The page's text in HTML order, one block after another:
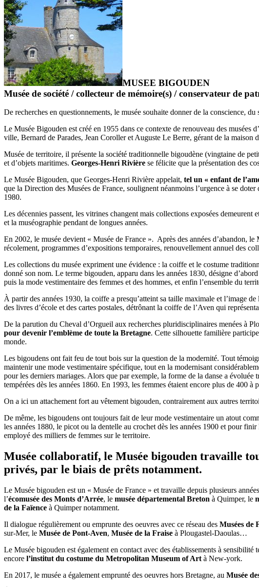
MUSEE BIGOUDEN
Musée de société / collecteur de mémoire(s) / conservateur de
De recherches en questionnements, le musée souhaite donner de la conscience,
Le Musée Bigouden est créé en 1955 dans ce contexte de renouveau des musées
ville, Bernard de Parades, Jean Coroller et Auguste Le Berre, gérant de la maison
Musée de territoire, il présente la société traditionnelle bigoudène (vingtaine de
et d’objets maritimes. Georges-Henri Rivière se félicite que la présentation des
Le Musée Bigouden, que Georges-Henri Rivière appelait, tel un « enfant de
que la Direction des Musées de France, soulignent néanmoins l’urgence à se doter
1980.
Les décennies passent, les vitrines changent mais collections exposées demeurent
et la muséographie pendant de longues années.
En 2002, le musée devient « Musée de France ». Après des années d’abandon, le
récolement, programmes d’expositions temporaires, renouvellement annuel des
Les collections du musée expriment une évidence : la coiffe et le costume
donné son nom. Le terme bigouden, apparu dans les années 1830, désigne
puis la mode vestimentaire des femmes et des hommes, et enfin l’ensemble du
À partir des années 1930, la coiffe a presqu’atteint sa taille maximale et l’image
des livres d’école et des cartes postales, détrônant la coiffe de l’Aven qui
De la parution du Cheval d’Orgueil aux recherches pluridisciplinaires menées à
pour devenir l’emblème de toute la Bretagne. Cette silhouette familière
monde.
Les bigoudens ont fait feu de tout bois sur la question de la modernité. Tout
maintenir une mode vestimentaire spécifique, tout en la modernisant
pour les derniers mariages. Alors que par exemple, la forme de la danse a
tempérées dès les années 1860. En 1993, les femmes étaient encore plus de 400
On a ici un attachement fort au vêtement bigouden, contrairement aux autres
De même, les bigoudens ont toujours fait de leur mode vestimentaire un atout
les années 1880, le picot ou la dentelle au crochet dès les années 1900 et pour
employé des milliers de femmes sur le territoire.
Musée collaboratif, le Musée bigouden travaille
privés, par le biais de prêts notamment.
Le Musée bigouden est un « Musée de France » et travaille depuis plusieurs
l’écomusée des Monts d’Arrée, le musée départemental Breton à Quimper, le
de la Faïence à Quimper notamment.
Il dialogue régulièrement ou emprunte des oeuvres avec ce réseau des Musées de
sur-Mer, le Musée de Pont-Aven, Musée de la Fraise à Plougastel-Daoulas…
Le Musée bigouden est également en contact avec des établissements à sensibilité
encore l’institut du costume du Metropolitan Museum of Art à New-york.
En 2017, le musée a également emprunté des oeuvres hors Bretagne, au Musée